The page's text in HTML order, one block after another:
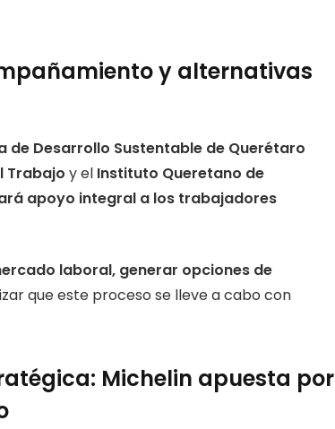
y alternativas
de Desarrollo Sustentable de Querétaro
Trabajo y el Instituto Queretano de
apoyo integral a los trabajadores
laboral, generar opciones de
que este proceso se lleve a cabo con
Michelin apuesta por